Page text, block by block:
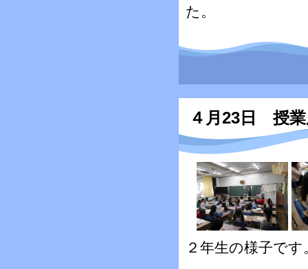
た。
４月23日 授
２年生の様子です